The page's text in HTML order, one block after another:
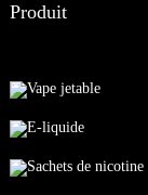
Produit
Vape jetable
E-liquide
Sachets de nicotine